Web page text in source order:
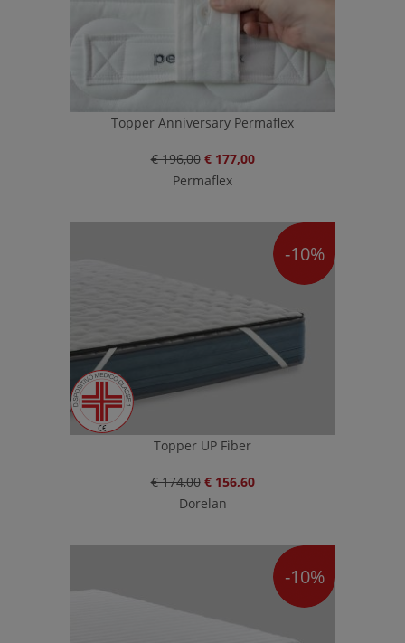
Topper Anniversary Permaflex
€ 196,00 € 177,00
Permaflex
-10%
Topper UP Fiber
€ 174,00 € 156,60
Dorelan
-10%